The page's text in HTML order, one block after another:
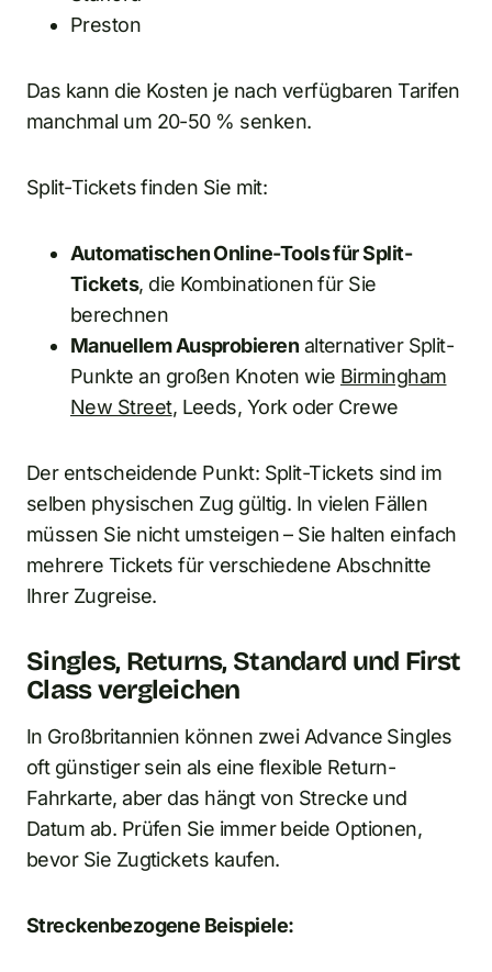
Preston
Das kann die Kosten je nach verfügbaren Tarifen
manchmal um 20-50 % senken.
Split-Tickets finden Sie mit:
Automatischen Online-Tools für Split-
Tickets, die Kombinationen für Sie
berechnen
Manuellem Ausprobieren alternativer Split-
Punkte an großen Knoten wie Birmingham
New Street, Leeds, York oder Crewe
Der entscheidende Punkt: Split-Tickets sind im
selben physischen Zug gültig. In vielen Fällen
müssen Sie nicht umsteigen – Sie halten einfach
mehrere Tickets für verschiedene Abschnitte
Ihrer Zugreise.
Singles, Returns, Standard und First
Class vergleichen
In Großbritannien können zwei Advance Singles
oft günstiger sein als eine flexible Return-
Fahrkarte, aber das hängt von Strecke und
Datum ab. Prüfen Sie immer beide Optionen,
bevor Sie Zugtickets kaufen.
Streckenbezogene Beispiele: